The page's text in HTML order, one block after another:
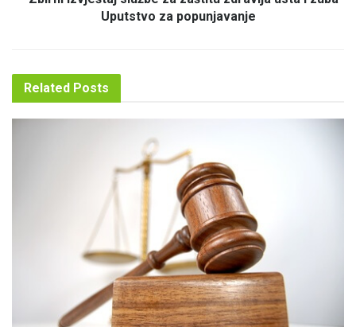
Uputstvo za popunjavanje
Related Posts